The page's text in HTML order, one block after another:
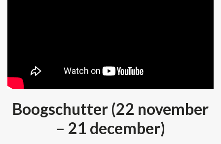
Boogschutter (22 november
– 21 december)